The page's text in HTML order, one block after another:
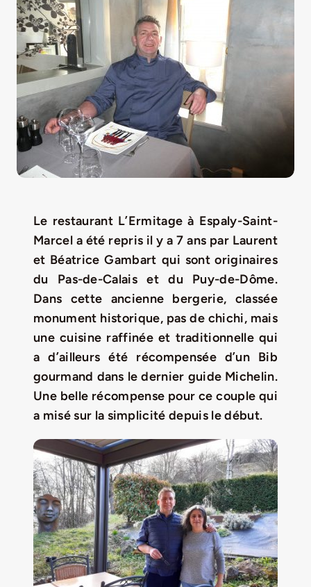
LE VELAY RECRUTE
LA ROUTE DES PRODUCTEURS
NOUS CONTACTER
Rechercher:
Nouveau Magazine EnVelay
Jeu concours – Gagnez votre bûche de Noël 2025
Le restaurant L’Ermitage à Espaly-Saint-
Marcel a été repris il y a 7 ans par Laurent
et Béatrice Gambart qui sont originaires
du Pas-de-Calais et du Puy-de-Dôme.
Dans cette ancienne bergerie, classée
monument historique, pas de chichi, mais
une cuisine raffinée et traditionnelle qui
a d’ailleurs été récompensée d’un Bib
gourmand dans le dernier guide Michelin.
Une belle récompense pour ce couple qui
a misé sur la simplicité depuis le début.